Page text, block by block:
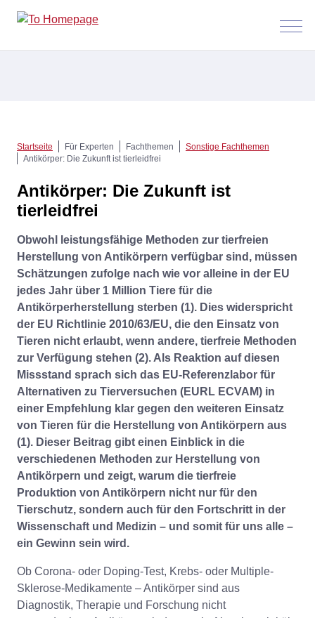
Menü
Startseite Für Experten Fachthemen
Sonstige Fachthemen
Antikörper: Die Zukunft ist tierleidfrei
Antikörper: Die Zukunft ist
tierleidfrei
Obwohl leistungsfähige Methoden zur tierfreien
Herstellung von Antikörpern verfügbar sind, müssen
Schätzungen zufolge nach wie vor alleine in der EU
jedes Jahr über 1 Million Tiere für die
Antikörperherstellung sterben (1). Dies widerspricht
der EU Richtlinie 2010/63/EU, die den Einsatz von
Tieren nicht erlaubt, wenn andere, tierfreie Methoden
zur Verfügung stehen (2). Als Reaktion auf diesen
Missstand sprach sich das EU-Referenzlabor für
Alternativen zu Tierversuchen (EURL ECVAM) in
einer Empfehlung klar gegen den weiteren Einsatz
von Tieren für die Herstellung von Antikörpern aus
(1). Dieser Beitrag gibt einen Einblick in die
verschiedenen Methoden zur Herstellung von
Antikörpern und zeigt, warum die tierfreie
Produktion von Antikörpern nicht nur für den
Tierschutz, sondern auch für den Fortschritt in der
Wissenschaft und Medizin – und somit für uns alle –
ein Gewinn sein wird.
Ob Corona- oder Doping-Test, Krebs- oder Multiple-
Sklerose-Medikamente – Antikörper sind aus
Diagnostik, Therapie und Forschung nicht